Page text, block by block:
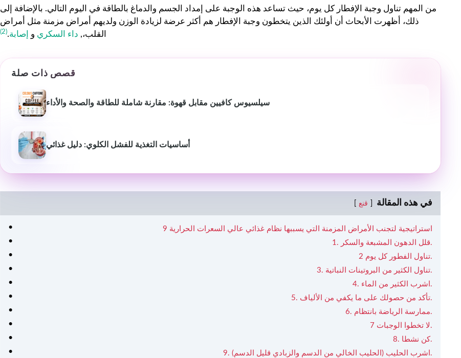
من المهم تناول وجبة الإفطار كل يوم، حيث تساعد هذه الوجبة على إمداد الجسم والدماغ بالطاقة في اليوم التالي. بالإضافة إلى
ذلك، أظهرت الأبحاث أن أولئك الذين يتخطون وجبة الإفطار هم أكثر عرضة لزيادة الوزن ولديهم أمراض مزمنة مثل أمراض
القلب،, داء السكري و إصابة.
(2)
قصص ذات صلة
سيلسيوس كافيين مقابل قهوة: مقارنة شاملة للطاقة والصحة والأداء
أساسيات التغذية للفشل الكلوي: دليل غذائي
في هذه المقالة قنع
9 استراتيجية لتجنب الأمراض المزمنة التي يسببها نظام غذائي عالي السعرات الحرارية
1. قلل الدهون المشبعة والسكر.
2 تناول الفطور كل يوم.
3. تناول الكثير من البروتينات النباتية.
4. اشرب الكثير من الماء.
5. تأكد من حصولك على ما يكفي من الألياف.
6. ممارسة الرياضة بانتظام.
7 لا تخطوا الوجبات.
8. كن نشطا.
9. اشرب الحليب (الحليب الخالي من الدسم والزبادي قليل الدسم).